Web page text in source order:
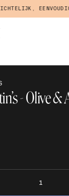
EENVOUDIG
- Olive &